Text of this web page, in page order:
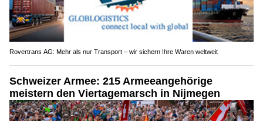
Rovertrans AG: Mehr als nur Transport – wir sichern Ihre Waren weltweit
Schweizer Armee: 215 Armeeangehörige
meistern den Viertagemarsch in Nijmegen